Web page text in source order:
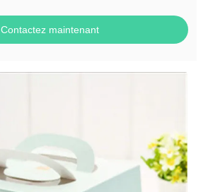
Contactez maintenant